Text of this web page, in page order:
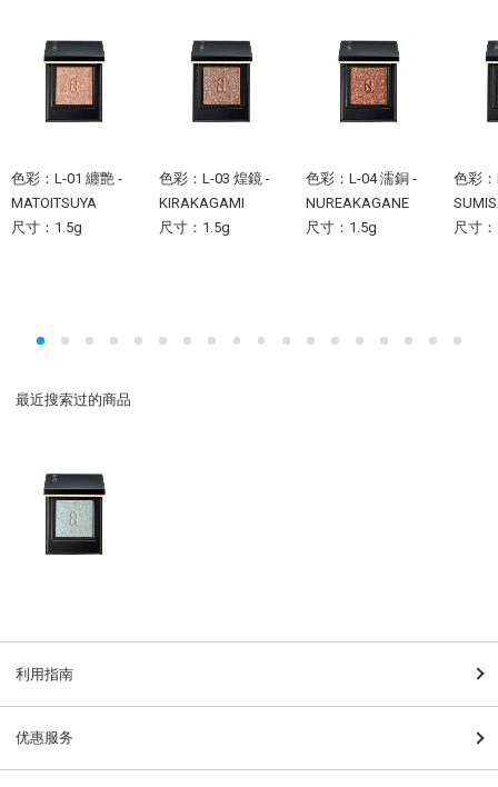
色彩：L-01 纏艶 -
MATOITSUYA
尺寸：1.5g
色彩：L-03 煌鏡 -
KIRAKAGAMI
尺寸：1.5g
色彩：L-04 濡銅 -
NUREAKAGANE
尺寸：1.5g
色彩
尺寸
最近搜索过的商品
利用指南
优惠服务